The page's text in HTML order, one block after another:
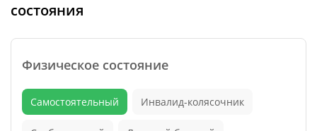
состояния
Физическое состояние
Самостоятельный Инвалид-колясочник